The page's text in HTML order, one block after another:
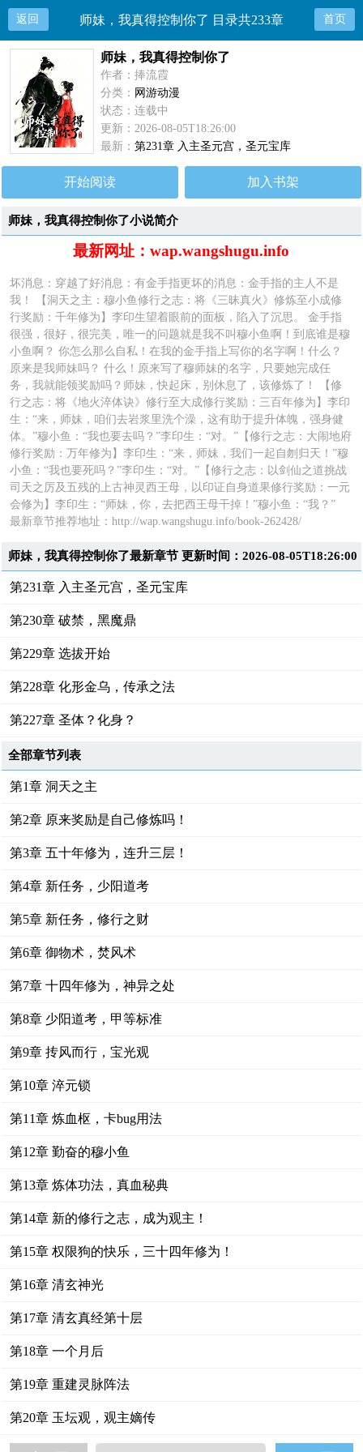
返回 师妹，我真得控制你了 目录共233章 首页
师妹，我真得控制你了
作者：捧流霞
分类： 网游动漫
状态：连载中
更新：2026-08-05T18:26:00
最新：第231章 入主圣元宫，圣元宝库
开始阅读 加入书架
师妹，我真得控制你了小说简介
最新网址：wap.wangshugu.info
坏消息：穿越了好消息：有金手指更坏的消息：金手指的主人不是
我！ 【洞天之主：穆小鱼修行之志：将《三昧真火》修炼至小成修
行奖励：千年修为】李印生望着眼前的面板，陷入了沉思。 金手指
很强，很好，很完美，唯一的问题就是我不叫穆小鱼啊！到底谁是穆
小鱼啊？ 你怎么那么自私！在我的金手指上写你的名字啊！什么？
原来是我师妹吗？ 什么！原来写了穆师妹的名字，只要她完成任
务，我就能领奖励吗？师妹，快起床，别休息了，该修炼了！ 【修
行之志：将《地火淬体诀》修行至大成修行奖励：三百年修为】李印
生：“来，师妹，咱们去岩浆里洗个澡，这有助于提升体魄，强身健
体。”穆小鱼：“我也要去吗？”李印生：“对。”【修行之志：大闹地府
修行奖励：万年修为】李印生：“来，师妹，我们一起自刎归天！”穆
小鱼：“我也要死吗？”李印生：“对。”【修行之志：以剑仙之道挑战
司天之厉及五残的上古神灵西王母，以印证自身道果修行奖励：一元
会修为】李印生：“师妹，你，去把西王母干掉！”穆小鱼：“我？”
最新章节推荐地址：http://wap.wangshugu.info/book-262428/
师妹，我真得控制你了最新章节 更新时间：2026-08-05T18:26:00
第231章 入主圣元宫，圣元宝库
第230章 破禁，黑魔鼎
第229章 选拔开始
第228章 化形金乌，传承之法
第227章 圣体？化身？
全部章节列表
第1章 洞天之主
第2章 原来奖励是自己修炼吗！
第3章 五十年修为，连升三层！
第4章 新任务，少阳道考
第5章 新任务，修行之财
第6章 御物术，焚风术
第7章 十四年修为，神异之处
第8章 少阳道考，甲等标准
第9章 抟风而行，宝光观
第10章 淬元锁
第11章 炼血枢，卡bug用法
第12章 勤奋的穆小鱼
第13章 炼体功法，真血秘典
第14章 新的修行之志，成为观主！
第15章 权限狗的快乐，三十四年修为！
第16章 清玄神光
第17章 清玄真经第十层
第18章 一个月后
第19章 重建灵脉阵法
第20章 玉坛观，观主嫡传